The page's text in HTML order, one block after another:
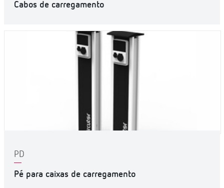
Cabos de carregamento
PD
Pé para caixas de carregamento